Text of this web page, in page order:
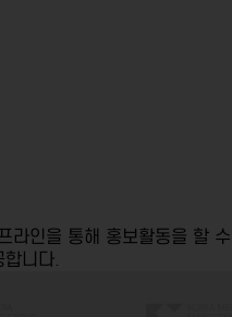
라인을 통해 홍보활동을 할
니다.